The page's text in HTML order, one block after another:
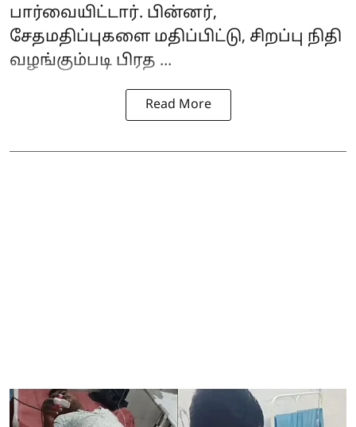
பார்வையிட்டார். பின்னர்,
சேதமதிப்புகளை மதிப்பிட்டு, சிறப்பு நிதி
வழங்கும்படி பிரத ...
Read More